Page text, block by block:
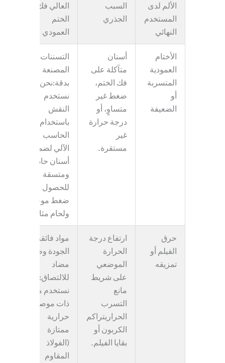
الألم لدى
المستخدم
النهائي
السبب
الجذري
العالي فك
الختم
العمودي
الأختام
العمودية
المتسربة
أو
الضعيفة
أسنان
متآكلة على
فك الختم،
ضغط غير
متساوٍ، أو
درجة حرارة
غير
مستقرة.
التسننات
المصنعة
بدقة:نحن
نستخدم
النقش
باستخدام
الحاسب
الآلي لضمان
أسنان حادة
ومتسقة
للحصول على
ضغط موحد
ولحام مثالي.
حرق
الفيلم أو
تمزيقه
ارتفاع درجة
الحرارة
الموضعي
على شريط
مانع
التسرب
الحراريتراكم
الكربون أو
بقايا الفيلم.
مواد فائقة
الجودة وطلاء
مضاد
للالتصاق:نحن
نستخدم مواد
ذات موصلية
حرارية
ممتازة
(الفولاذ
المقاوم